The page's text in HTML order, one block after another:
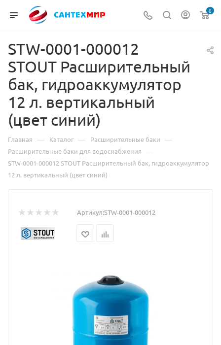
0
STW-0001-000012
STOUT Расширительный
бак, гидроаккумулятор
12 л. вертикальный
(цвет синий)
Главная — Каталог — Расширительные баки —
Расширительные баки для водоснабжения —
STW-0001-000012 STOUT Расширительный бак, гидроаккумулятор
12 л. вертикальный (цвет синий)
Артикул:STW-0001-000012